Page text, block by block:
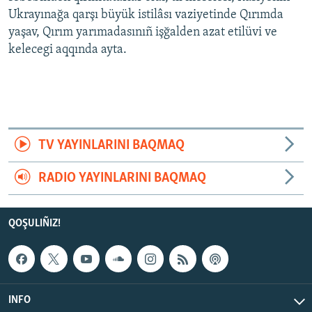
Ukrayınağa qarşı büyük istilâsı vaziyetinde Qırımda
yaşav, Qırım yarımadasınıñ işğalden azat etilüvi ve
kelecegi aqqında ayta.
TV YAYINLARINI BAQMAQ
RADIO YAYINLARINI BAQMAQ
QOŞULIÑIZ!
INFO